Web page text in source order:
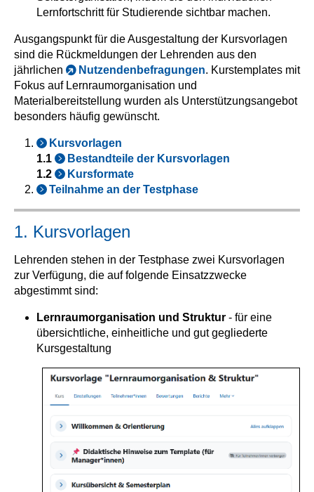
Lernfortschritt für Studierende sichtbar machen.
Ausgangspunkt für die Ausgestaltung der Kursvorlagen
sind die Rückmeldungen der Lehrenden aus den
jährlichen
Nutzendenbefragungen. Kurstemplates mit
Fokus auf Lernraumorganisation und
Materialbereitstellung wurden als Unterstützungsangebot
besonders häufig gewünscht.
Kursvorlagen
1.1
Bestandteile der Kursvorlagen
1.2
Kursformate
Teilnahme an der Testphase
1. Kursvorlagen
Lehrenden stehen in der Testphase zwei Kursvorlagen
zur Verfügung, die auf folgende Einsatzzwecke
abgestimmt sind:
Lernraumorganisation und Struktur - für eine
übersichtliche, einheitliche und gut gegliederte
Kursgestaltung